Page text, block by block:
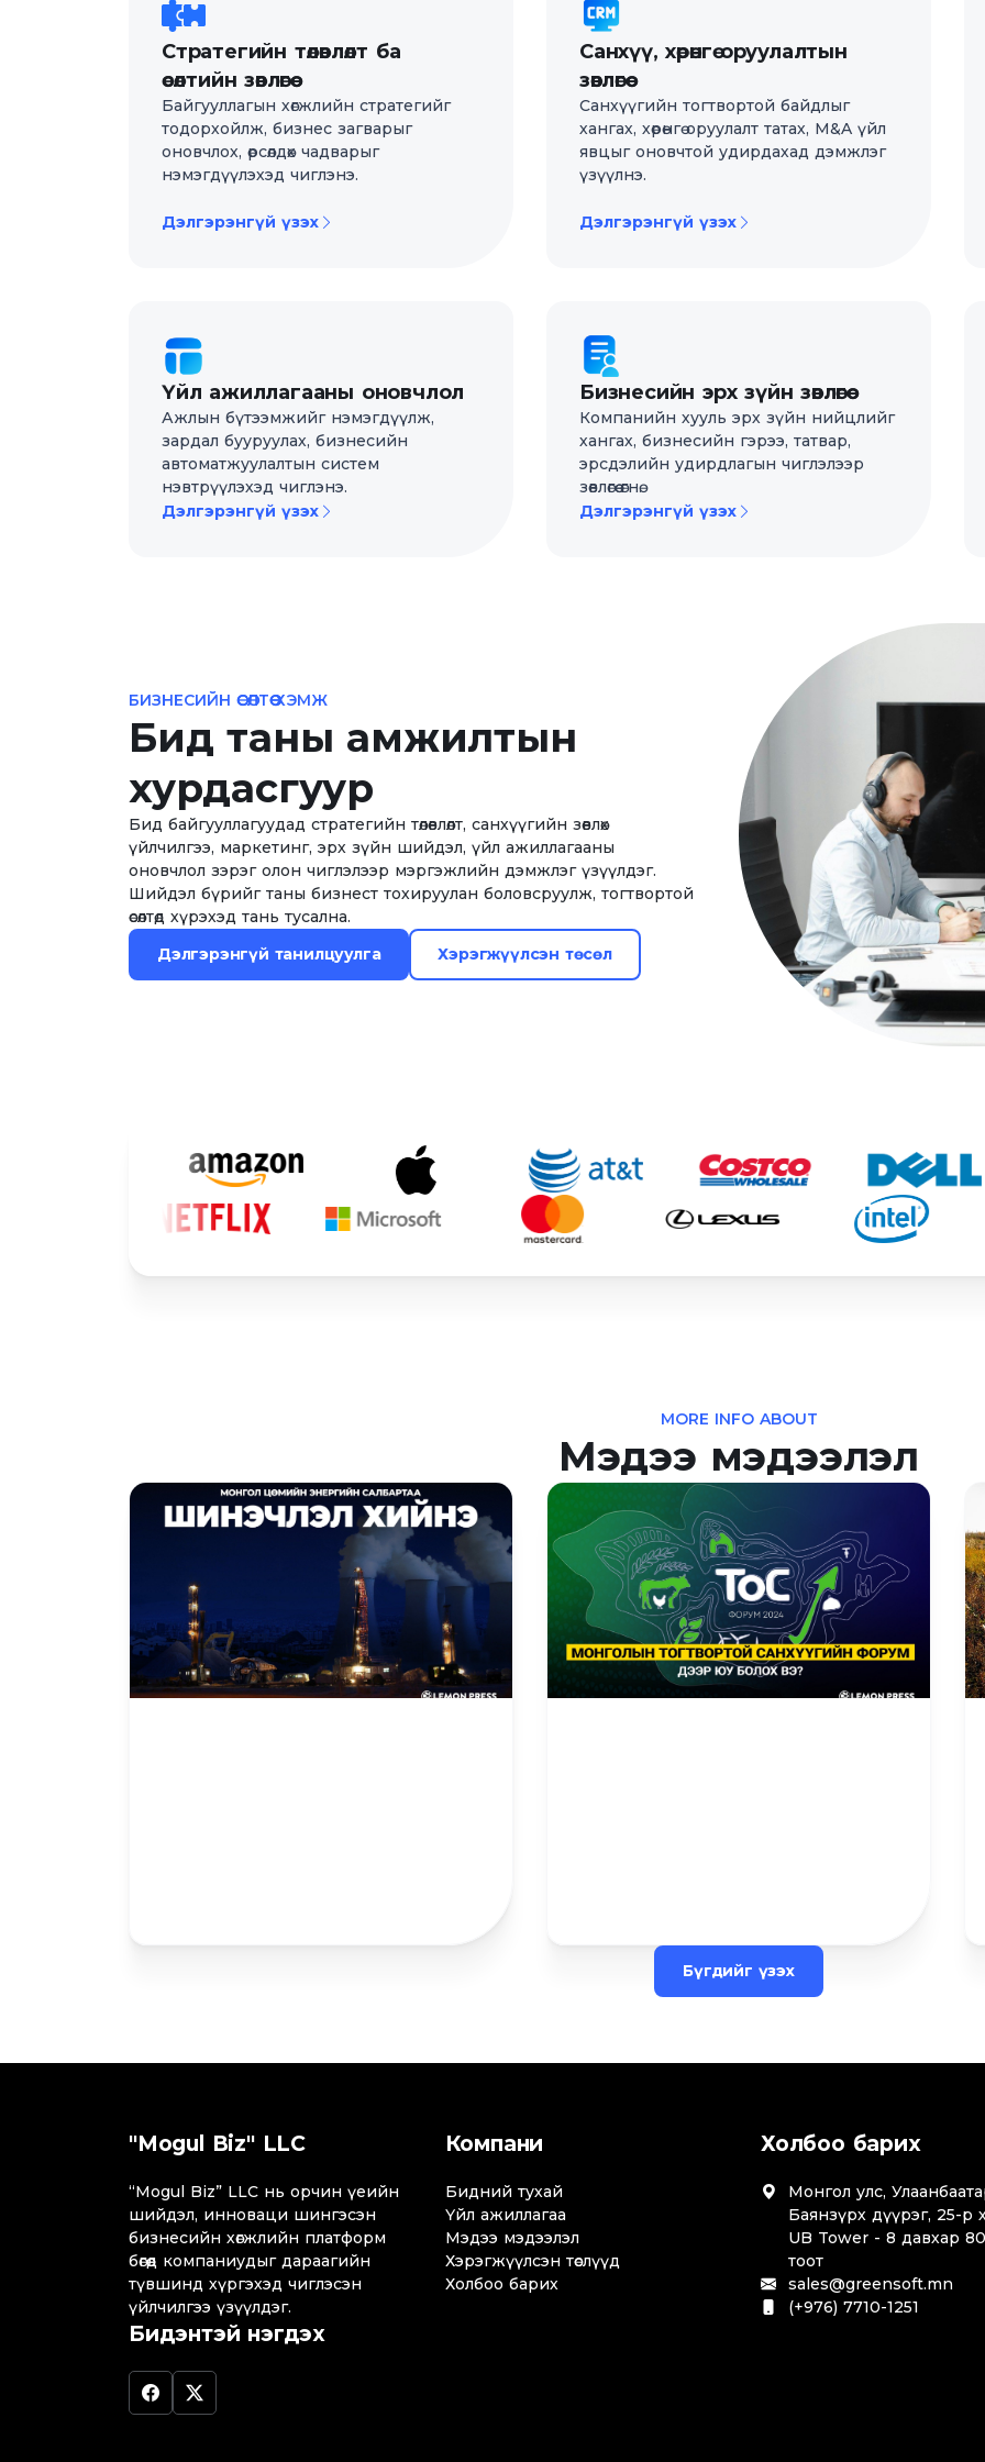
Стратегийн төлөвлөлт ба
өсөлтийн зөвлөгөө
Байгууллагын хөгжлийн стратегийг
тодорхойлж, бизнес загварыг
оновчлох, өрсөлдөх чадварыг
нэмэгдүүлэхэд чиглэнэ.
Дэлгэрэнгүй үзэх
Санхүү, хөрөнгө оруулалтын
зөвлөгөө
Санхүүгийн тогтвортой байдлыг
хангах, хөрөнгө оруулалт татах, M&A үйл
явцыг оновчтой удирдахад дэмжлэг
үзүүлнэ.
Дэлгэрэнгүй үзэх
Үйл ажиллагааны оновчлол
Ажлын бүтээмжийг нэмэгдүүлж,
зардал бууруулах, бизнесийн
автоматжуулалтын систем
нэвтрүүлэхэд чиглэнэ.
Дэлгэрэнгүй үзэх
Бизнесийн эрх зүйн зөвлөгөө
Компанийн хууль эрх зүйн нийцлийг
хангах, бизнесийн гэрээ, татвар,
эрсдэлийн удирдлагын чиглэлээр
зөвлөгөө өгнө.
Дэлгэрэнгүй үзэх
БИЗНЕСИЙН ӨСӨЛТӨӨ ХЭМЖ
Бид таны амжилтын
хурдасгуур
Бид байгууллагуудад стратегийн төлөвлөлт, санхүүгийн зөвлөх
үйлчилгээ, маркетинг, эрх зүйн шийдэл, үйл ажиллагааны
оновчлол зэрэг олон чиглэлээр мэргэжлийн дэмжлэг үзүүлдэг.
Шийдэл бүрийг таны бизнест тохируулан боловсруулж, тогтвортой
өсөлтөд хүрэхэд тань тусална.
Дэлгэрэнгүй танилцуулга
Хэрэгжүүлсэн төсөл
MORE INFO ABOUT
Мэдээ мэдээлэл
12.27.2024
Монгол цөмийн салбартаа
шинэчлэл хийнэ
Монголын цөмийн эрчим хүчний
салбар өнөөг хүртэл хөгжлийн эхэн
шатанд байгаа ч сүүлийн жилүүдэд
энэ салбарт олны нүд орсон. Иймд ч
ЗГ Цөмийн энергийн тухай хуульд
нэмэлт, өөрчлөлт оруулах тухай хуулийн
Бүгдийг үзэх
"Mogul Biz" LLC
“Mogul Biz” LLC нь орчин үеийн
шийдэл, инноваци шингэсэн
бизнесийн хөгжлийн платформ
бөгөөд компаниудыг дараагийн
түвшинд хүргэхэд чиглэсэн
үйлчилгээ үзүүлдэг.
Бидэнтэй нэгдэх
Компани
Бидний тухай
Үйл ажиллагаа
Мэдээ мэдээлэл
Хэрэгжүүлсэн төслүүд
Холбоо барих
Холбоо барих
Монгол улс,
Баянзүрх дүүрэг, 25-р
UB Tower - 8 давхар
тоот
sales@greensoft.mn
(+976) 7710-1251